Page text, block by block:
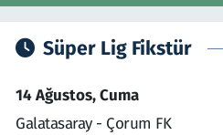
Süper Lig Fikstür
14 Ağustos, Cuma
Galatasaray - Çorum FK